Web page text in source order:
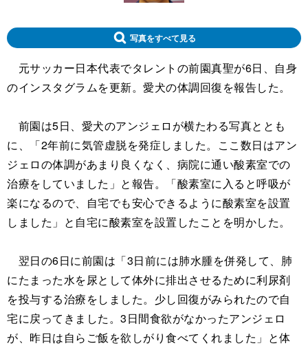
写真をすべて見る
元サッカー日本代表でタレントの前園真聖が6日、自身
のインスタグラムを更新。愛犬の体調回復を報告した。
前園は5日、愛犬のアンジェロが横たわる写真ととも
に、「2年前に気管虚脱を発症しました。ここ数日はアン
ジェロの体調があまり良くなく、病院に通い酸素室での
治療をしていました」と報告。「酸素室に入ると呼吸が
楽になるので、自宅でも安心できるように酸素室を設置
しました」と自宅に酸素室を設置したことを明かした。
翌日の6日に前園は「3日前には肺水腫を併発して、肺
にたまった水を尿として体外に排出させるために利尿剤
を投与する治療をしました。少し回復がみられたので自
宅に戻ってきました。3日間食欲がなかったアンジェロ
が、昨日は自らご飯を欲しがり食べてくれました」と体